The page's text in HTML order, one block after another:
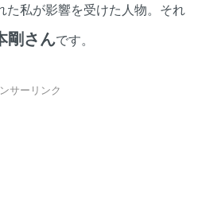
た私が影響を受けた人物。それ
剛さんです。
サーリンク